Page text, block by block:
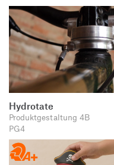
Hydrotate
Produktgestaltung 4B
PG4